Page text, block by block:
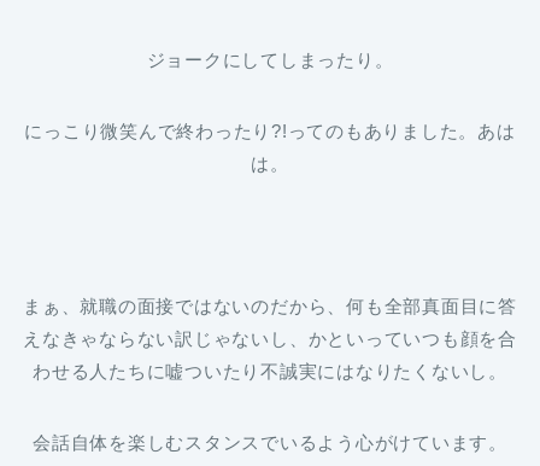
ジョークにしてしまったり。
にっこり微笑んで終わったり?!ってのもありました。あは
は。
まぁ、就職の面接ではないのだから、何も全部真面目に答
えなきゃならない訳じゃないし、かといっていつも顔を合
わせる人たちに嘘ついたり不誠実にはなりたくないし。
会話自体を楽しむスタンスでいるよう心がけています。